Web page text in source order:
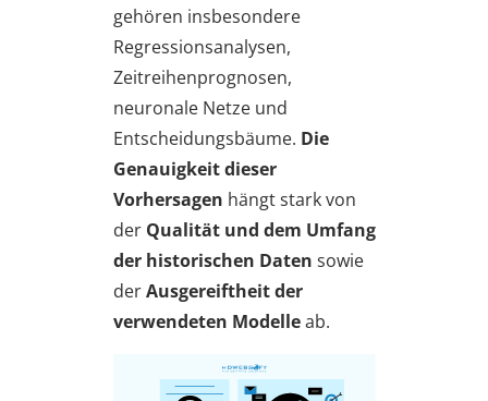
gehören insbesondere
Regressionsanalysen,
Zeitreihenprognosen,
neuronale Netze und
Entscheidungsbäume. Die
Genauigkeit dieser
Vorhersagen hängt stark von
der Qualität und dem Umfang
der historischen Daten sowie
derAusgereiftheit der
verwendeten Modelleab.